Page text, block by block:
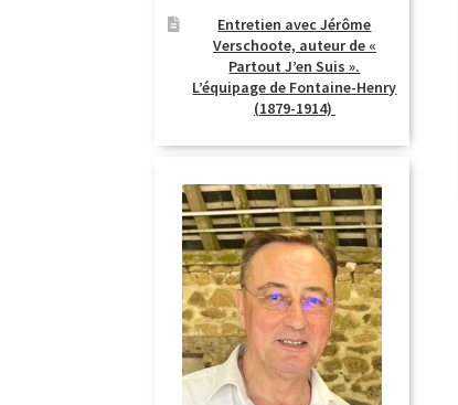
Entretien avec Jérôme
Verschoote, auteur de «
Partout J’en Suis ».
L’équipage de Fontaine-Henry
(1879-1914)